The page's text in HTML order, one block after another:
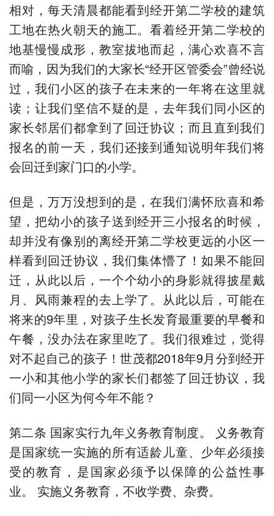
相对，每天清晨都能看到经开第二学校的建筑
工地在热火朝天的施工。看着经开第二学校的
地基慢慢成形，教室拔地而起，满心欢喜不言
而喻，因为我们的大家长“经开区管委会”曾经说
过，我们小区的孩子在未来的一年将在这里就
读；让我们坚信不疑的是，去年我们同小区的
家长邻居们都拿到了回迁协议；而且直到我们
报名的前一天，我们还接到通知说明年我们将
会回迁到家门口的小学。
但是，万万没想到的是，在我们满怀欣喜和希
望，把幼小的孩子送到经开三小报名的时候，
却并没有像别的离经开第二学校更远的小区一
样看到回迁协议，我们集体懵了！如果不能回
迁，从此以后，一个个幼小的身影就得披星戴
月、风雨兼程的去上学了。从此以后，可能在
将来的9年里，对孩子生长发育最重要的早餐和
午餐，没办法在家里吃了。我们很难过，觉得
对不起自己的孩子！世茂都2018年9月分到经开
一小和其他小学的家长们都签了回迁协议，我
们同一小区为何今年不能？
第二条 国家实行九年义务教育制度。 义务教育
是国家统一实施的所有适龄儿童、少年必须接
受的教育，是国家必须予以保障的公益性事
业。 实施义务教育，不收学费、杂费。